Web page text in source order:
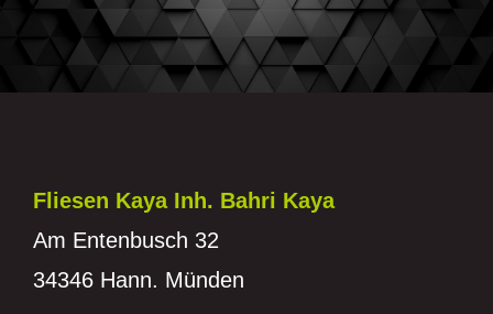
Fliesen Kaya Inh. Bahri Kaya
Am Entenbusch 32
34346 Hann. Münden